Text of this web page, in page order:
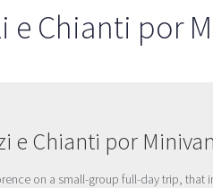
e Chianti por
e Chianti por
on a small-group full-day trip, that